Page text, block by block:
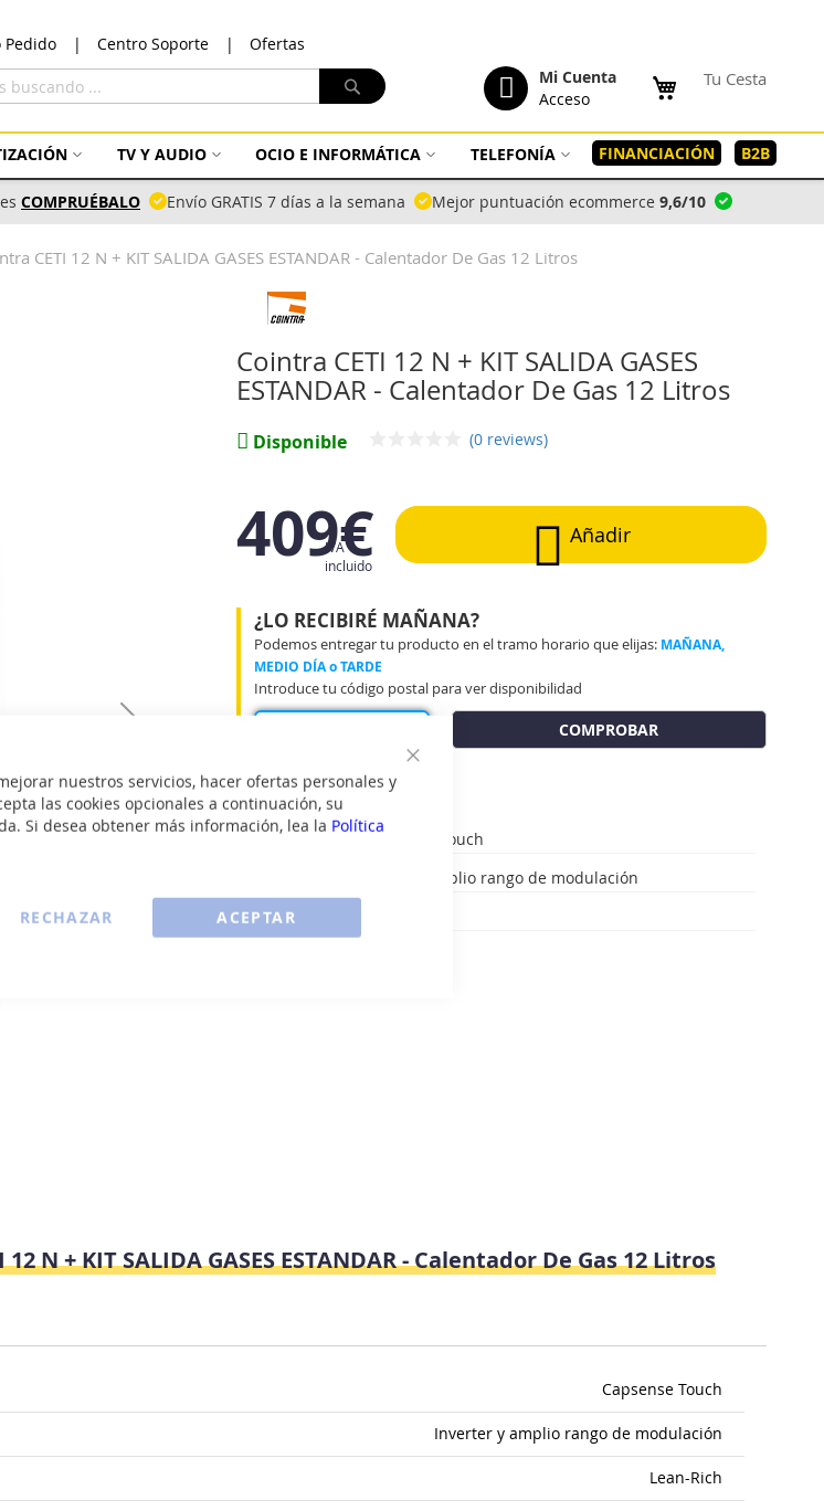
nuestros servicios, hacer ofertas personales y
las cookies opcionales a continuación, su
Si desea obtener más información, lea la Política
ACEPTAR
RECHAZAR
Pedido Centro Soporte Ofertas
contenido
Tu Cesta
Mi Cuenta
Acceso
Buscar
TV Y AUDIO OCIO E INFORMÁTICA TELEFONÍA FINANCIACIÓN B2B
COMPRUÉBALO Envío GRATIS 7 días a la semana Mejor puntuación ecommerce 9,6/10
CETI 12 N + KIT SALIDA GASES ESTANDAR - Calentador De Gas 12 Litros
Cointra CETI 12 N + KIT SALIDA GASES
ESTANDAR - Calentador De Gas 12 Litros
Disponible (0 reviews)
409€
IVA
incluido
Añadir
¿LO RECIBIRÉ MAÑANA?
Podemos entregar tu producto en el tramo horario que elijas: MAÑANA,
MEDIO DÍA o TARDE
Introduce tu código postal para ver disponibilidad
COMPROBAR
Panel digital: Capsense Touch
Tecnología: Inverter y amplio rango de modulación
Quemador: Lean-Rich
N + KIT SALIDA GASES ESTANDAR - Calentador De Gas 12 Litros
Capsense Touch
Inverter y amplio rango de modulación
Lean-Rich